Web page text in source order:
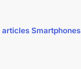
Smartphones